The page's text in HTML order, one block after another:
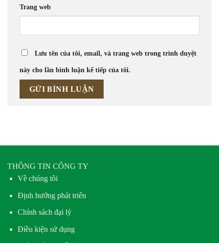
Trang web
Lưu tên của tôi, email, và trang web trong trình duyệt
này cho lần bình luận kế tiếp của tôi.
THÔNG TIN CÔNG TY
Về chúng tôi
Định hướng phát triển
Chính sách đại lý
Điều kiện sử dụng